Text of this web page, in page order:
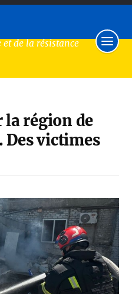
de la résistance
la région de
victimes